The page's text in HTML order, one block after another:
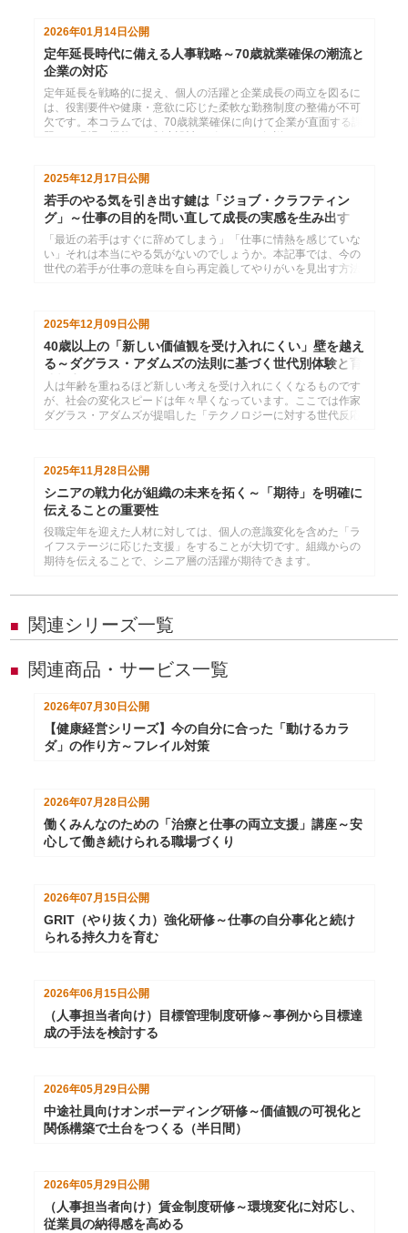
2026年01月14日 公開
定年延長時代に備える人事戦略～70歳就業確保の潮流と
企業の対応
定年延長を戦略的に捉え、個人の活躍と企業成長の両立を図るに
は、役割要件や健康・意欲に応じた柔軟な勤務制度の整備が不可
欠です。本コラムでは、70歳就業確保に向けて企業が直面する課
2025年12月17日公開
若手のやる気を引き出す鍵は「ジョブ・クラフティン
グ」～仕事の目的を問い直して成長の実感を生み出す
「最近の若手はすぐに辞めてしまう」「仕事に情熱を感じていな
い」それは本当にやる気がないのでしょうか。本記事では、今の
世代の若手が仕事の意味を自ら再定義してやりがいを見出す方法
2025年12月09日 公開
40歳以上の「新しい価値観を受け入れにくい」壁を越え
る～ダグラス・アダムズの法則に基づく世代別体験と育
成視点
人は年齢を重ねるほど新しい考えを受け入れにくくなるものです
が、社会の変化スピードは年々早くなっています。ここでは作家
ダグラス・アダムズが提唱した「テクノロジーに対する世代反応
2025年11月28日 公開
シニアの戦力化が組織の未来を拓く～「期待」を明確に
伝えることの重要性
役職定年を迎えた人材に対しては、個人の意識変化を含めた「ラ
イフステージに応じた支援」をすることが大切です。組織からの
期待を伝えることで、シニア層の活躍が期待できます。
■ 関連シリーズ一覧
■ 関連商品・サービス一覧
2026年07月30日公開
【健康経営シリーズ】今の自分に合った「動けるカラ
ダ」の作り方～フレイル対策
2026年07月28日公開
働くみんなのための「治療と仕事の両立支援」講座～安
心して働き続けられる職場づくり
2026年07月15日公開
GRIT（やり抜く力）強化研修～仕事の自分事化と続け
られる持久力を育む
2026年06月15日 公開
（人事担当者向け）目標管理制度研修～事例から目標達
成の手法を検討する
2026年05月29日 公開
中途社員向けオンボーディング研修～価値観の可視化と
関係構築で土台をつくる（半日間）
2026年05月29日 公開
（人事担当者向け）賃金制度研修～環境変化に対応し、
従業員の納得感を高める